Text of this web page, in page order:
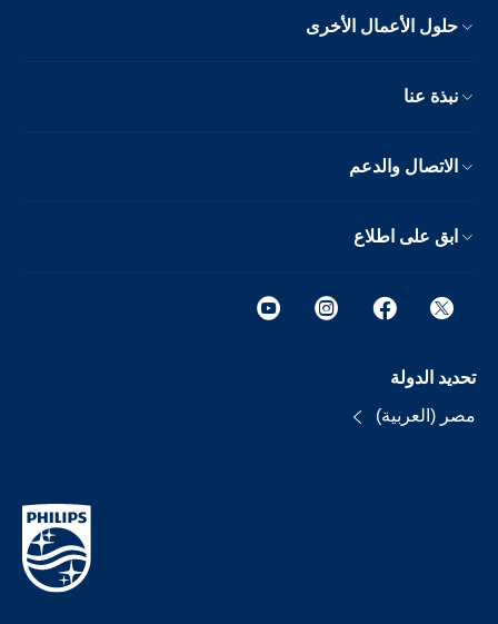
حلول الأعمال الأخرى
نبذة عنا
الاتصال والدعم
ابق على اطلاع
تحديد الدولة
مصر (العربية)